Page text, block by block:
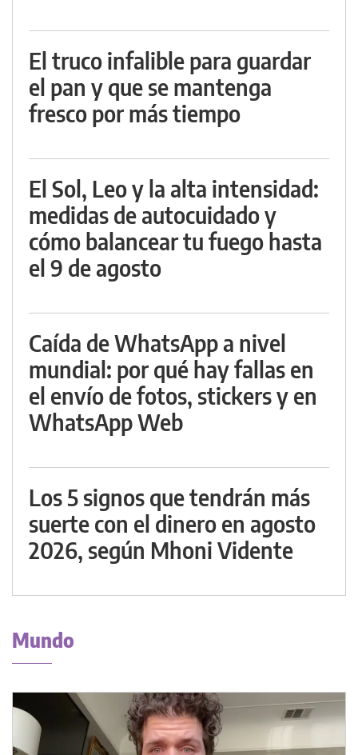
El truco infalible para guardar
el pan y que se mantenga
fresco por más tiempo
El Sol, Leo y la alta intensidad:
medidas de autocuidado y
cómo balancear tu fuego hasta
el 9 de agosto
Caída de WhatsApp a nivel
mundial: por qué hay fallas en
el envío de fotos, stickers y en
WhatsApp Web
Los 5 signos que tendrán más
suerte con el dinero en agosto
2026, según Mhoni Vidente
Mundo